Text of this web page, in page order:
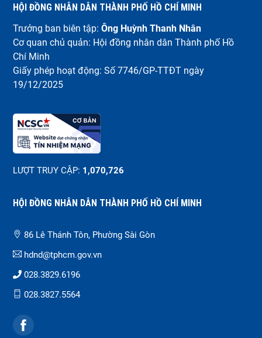
HỘI ĐỒNG NHÂN DÂN THÀNH PHỐ HỒ CHÍ MINH
Trưởng ban biên tập: Ông Huỳnh Thanh Nhân
Cơ quan chủ quản: Hội đồng nhân dân Thành phố Hồ
Chí Minh
Giấy phép hoạt động: Số 7746/GP-TTĐT ngày
19/12/2025
LƯỢT TRUY CẬP: 1,070,726
HỘI ĐỒNG NHÂN DÂN THÀNH PHỐ HỒ CHÍ MINH
86 Lê Thánh Tôn, Phường Sài Gòn
hdnd@tphcm.gov.vn
028.3829.6196
028.3827.5564